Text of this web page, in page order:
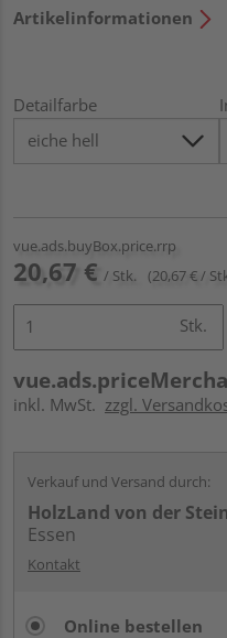
Artikelinformationen
Detailfarbe
vue.ads.buyBox.price.rrp
20,67 € / Stk. (20,67 € /
Stk.
inkl. MwSt. zzgl.
Verkauf und Versand durch:
HolzLand von der Stein
Essen
Kontakt
Online bestellen